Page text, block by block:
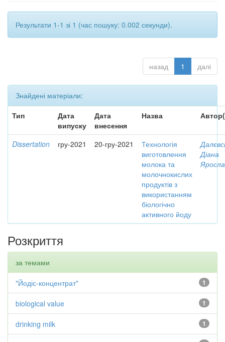
Результати 1-1 зі 1 (час пошуку: 0.002 секунди).
назад 1 далі
Знайдені матеріали:
Тип
Дата
випуску
Дата
внесення
Назва
Dissertation гру-2021 20-гру-2021
Технологія
виготовлення
молока та
молочнокислих
продуктів з
використанням
біологічно
активного йоду
Діана
Розкриття
за темами
1
"Йодіс-концентрат"
1
biological value
1
drinking milk